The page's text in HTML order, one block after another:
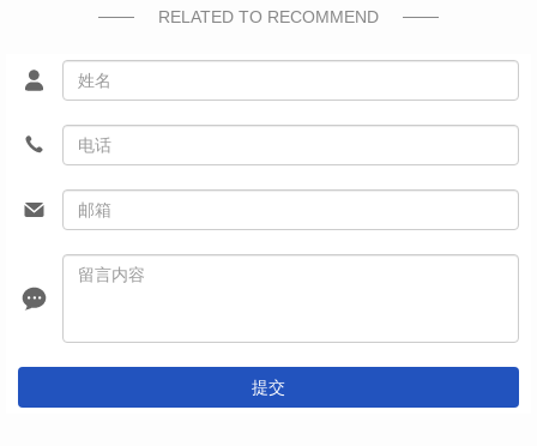
RELATED TO RECOMMEND
提交